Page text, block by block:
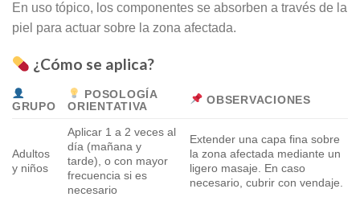
En uso tópico, los componentes se absorben a través de la
piel para actuar sobre la zona afectada.
¿Cómo se aplica?
GRUPO
POSOLOGÍA
ORIENTATIVA
OBSERVACIONES
Adultos
y niños
Aplicar 1 a 2 veces al
día (mañana y
tarde), o con mayor
frecuencia si es
necesario
Extender una capa fina sobre
la zona afectada mediante un
ligero masaje. En caso
necesario, cubrir con vendaje.